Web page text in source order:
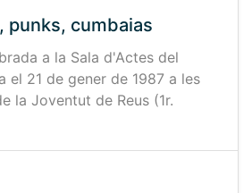
punks, cumbaias
a la Sala d'Actes del
el 21 de gener de 1987 a les
la Joventut de Reus (1r.